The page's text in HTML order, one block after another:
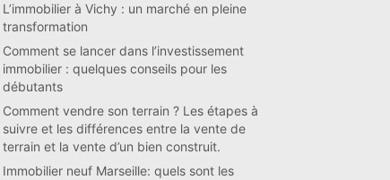
L’immobilier à Vichy : un marché en pleine
transformation
Comment se lancer dans l’investissement
immobilier : quelques conseils pour les
débutants
Comment vendre son terrain ? Les étapes à
suivre et les différences entre la vente de
terrain et la vente d’un bien construit.
Immobilier neuf Marseille: quels sont les